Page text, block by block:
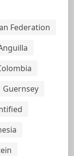
Federation
Guernsey